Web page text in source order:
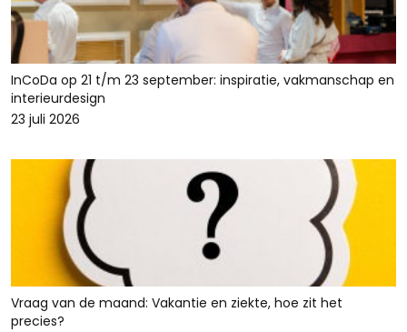
InCoDa op 21 t/m 23 september: inspiratie, vakmanschap en
interieurdesign
23 juli 2026
Vraag van de maand: Vakantie en ziekte, hoe zit het
precies?